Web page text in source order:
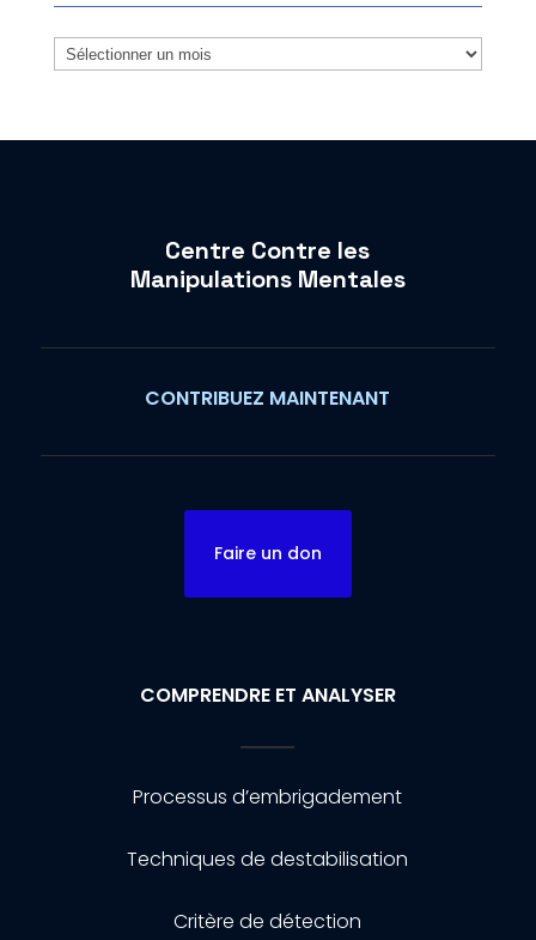
Archives
Centre Contre les
Manipulations Mentales
CONTRIBUEZ MAINTENANT
Faire un don
COMPRENDRE ET ANALYSER
Processus d’embrigadement
Techniques de destabilisation
Critère de détection